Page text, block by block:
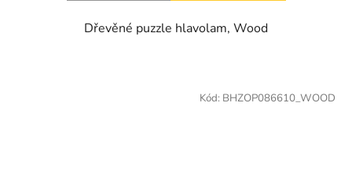
Dřevěné puzzle hlavolam, Wood
Kód: BHZOP086610_WOOD